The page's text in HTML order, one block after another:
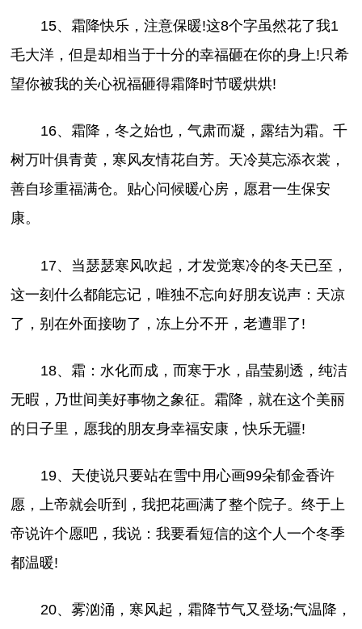
15、霜降快乐，注意保暖!这8个字虽然花了我1
毛大洋，但是却相当于十分的幸福砸在你的身上!只希
望你被我的关心祝福砸得霜降时节暖烘烘!
16、霜降，冬之始也，气肃而凝，露结为霜。千
树万叶俱青黄，寒风友情花自芳。天冷莫忘添衣裳，
善自珍重福满仓。贴心问候暖心房，愿君一生保安
康。
17、当瑟瑟寒风吹起，才发觉寒冷的冬天已至，
这一刻什么都能忘记，唯独不忘向好朋友说声：天凉
了，别在外面接吻了，冻上分不开，老遭罪了!
18、霜：水化而成，而寒于水，晶莹剔透，纯洁
无暇，乃世间美好事物之象征。霜降，就在这个美丽
的日子里，愿我的朋友身幸福安康，快乐无疆!
19、天使说只要站在雪中用心画99朵郁金香许
愿，上帝就会听到，我把花画满了整个院子。终于上
帝说许个愿吧，我说：我要看短信的这个人一个冬季
都温暖!
20、雾汹涌，寒风起，霜降节气又登场;气温降，